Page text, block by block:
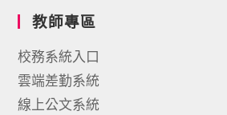
教師專區
校務系統入口
雲端差勤系統
線上公文系統